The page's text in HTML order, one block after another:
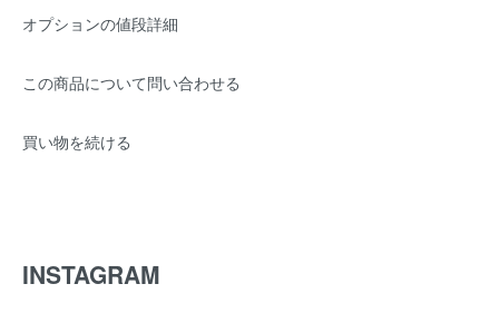
オプションの値段詳細
この商品について問い合わせる
買い物を続ける
INSTAGRAM